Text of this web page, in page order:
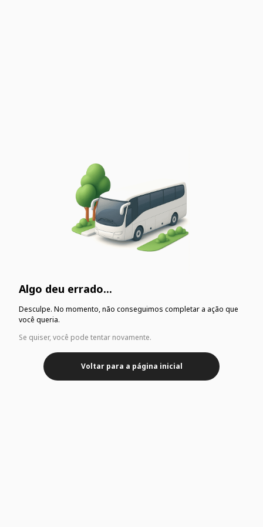
Algo deu errado...
Desculpe. No momento, não conseguimos completar a ação que
você queria.
Se quiser, você pode tentar novamente.
Voltar para a página inicial